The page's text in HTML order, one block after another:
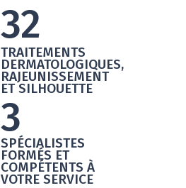
3
TRAITEMENTS
DERMATOLOGIQUES,
RAJEUNISSEMENT
ET SILHOUETTE
32
SPÉCIALISTES
FORMÉS ET
COMPÉTENTS À
VOTRE SERVICE